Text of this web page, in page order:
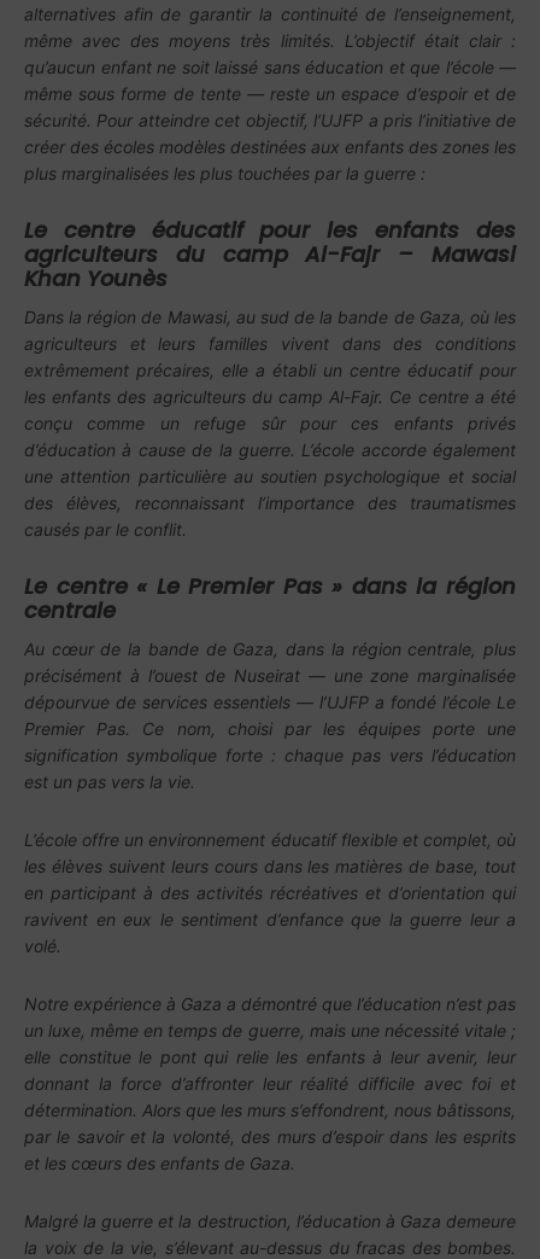
alternatives afin de garantir la continuité de l’enseignement,
même avec des moyens très limités. L’objectif était clair :
qu’aucun enfant ne soit laissé sans éducation et que l’école —
même sous forme de tente — reste un espace d’espoir et de
sécurité. Pour atteindre cet objectif, l’UJFP a pris l’initiative de
créer des écoles modèles destinées aux enfants des zones les
plus marginalisées les plus touchées par la guerre :
Le centre éducatif pour les enfants des
agriculteurs du camp Al-Fajr – Mawasi
Khan Younès
Dans la région de Mawasi, au sud de la bande de Gaza, où les
agriculteurs et leurs familles vivent dans des conditions
extrêmement précaires, elle a établi un centre éducatif pour
les enfants des agriculteurs du camp Al-Fajr. Ce centre a été
conçu comme un refuge sûr pour ces enfants privés
d’éducation à cause de la guerre. L’école accorde également
une attention particulière au soutien psychologique et social
des élèves, reconnaissant l’importance des traumatismes
causés par le conflit.
Le centre « Le Premier Pas » dans la région
centrale
Au cœur de la bande de Gaza, dans la région centrale, plus
précisément à l’ouest de Nuseirat — une zone marginalisée
dépourvue de services essentiels — l’UJFP a fondé l’école Le
Premier Pas. Ce nom, choisi par les équipes porte une
signification symbolique forte : chaque pas vers l’éducation
est un pas vers la vie.
L’école offre un environnement éducatif flexible et complet, où
les élèves suivent leurs cours dans les matières de base, tout
en participant à des activités récréatives et d’orientation qui
ravivent en eux le sentiment d’enfance que la guerre leur a
volé.
Notre expérience à Gaza a démontré que l’éducation n’est pas
un luxe, même en temps de guerre, mais une nécessité vitale ;
elle constitue le pont qui relie les enfants à leur avenir, leur
donnant la force d’affronter leur réalité difficile avec foi et
détermination. Alors que les murs s’effondrent, nous bâtissons,
par le savoir et la volonté, des murs d’espoir dans les esprits
et les cœurs des enfants de Gaza.
Malgré la guerre et la destruction, l’éducation à Gaza demeure
la voix de la vie, s’élevant au-dessus du fracas des bombes.